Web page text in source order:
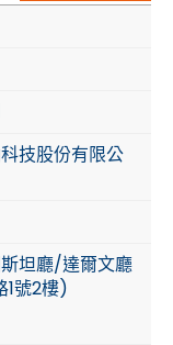
技股份有限公
坦廳/達爾文廳
1號2樓)